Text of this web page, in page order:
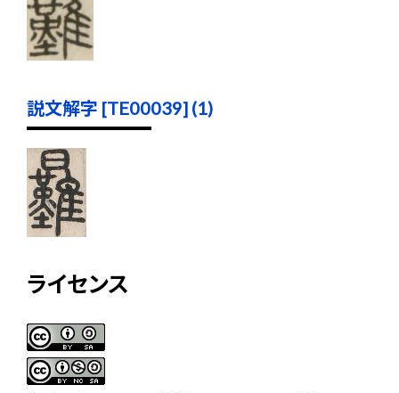
説文解字 [TE00039] (1)
ライセンス